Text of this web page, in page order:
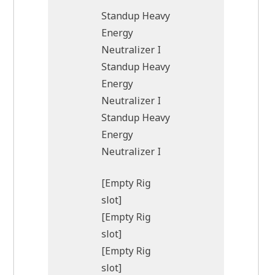
Standup Heavy
Energy
Neutralizer I
Standup Heavy
Energy
Neutralizer I
Standup Heavy
Energy
Neutralizer I
[Empty Rig
slot]
[Empty Rig
slot]
[Empty Rig
slot]